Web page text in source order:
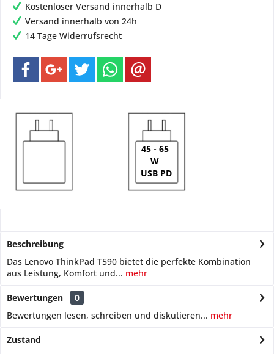
Kostenloser Versand innerhalb D
Versand innerhalb von 24h
14 Tage Widerrufsrecht
45 - 65
W
USB PD
Beschreibung
Das Lenovo ThinkPad T590 bietet die perfekte Kombination
aus Leistung, Komfort und... mehr
Bewertungen
0
Bewertungen lesen, schreiben und diskutieren... mehr
Zustand